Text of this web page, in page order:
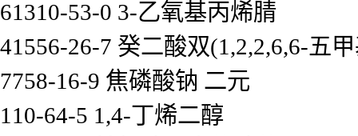
61310-53-0 3-乙氧基丙烯腈
41556-26-7 癸二酸双(1,2,2,6,6-五
7758-16-9 焦磷酸钠 二元
110-64-5 1,4-丁烯二醇